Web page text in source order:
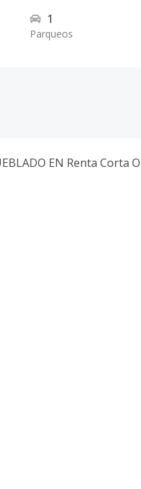
1
Parqueos
EN Renta Corta